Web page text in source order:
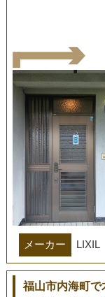
メーカー LIXIL
福山市内海町